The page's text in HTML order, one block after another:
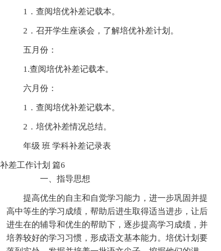
1．查阅培优补差记载本。
2．召开学生座谈会，了解培优补差计划。
五月份：
1.查阅培优补差记载本。
六月份：
1．查阅培优补差记载本。
2．培优补差情况总结。
年级 班 学科补差记录表
补差工作计划 篇6
一、指导思想
提高优生的自主和自觉学习能力，进一步巩固并提
高中等生的学习成绩，帮助后进生取得适当进步，让后
进生在的辅导和优生的帮助下，逐步提高学习成绩，并
培养较好的学习习惯，形成语文基本能力。培优计划要